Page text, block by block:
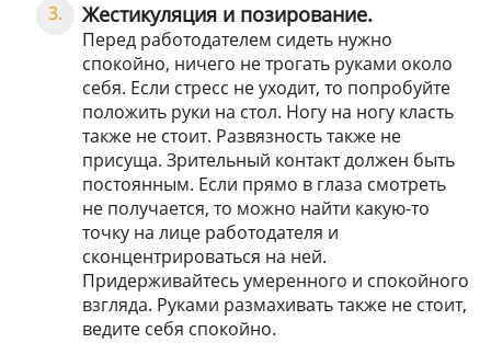
Жестикуляция и позирование.
Перед работодателем сидеть нужно
спокойно, ничего не трогать руками около
себя. Если стресс не уходит, то попробуйте
положить руки на стол. Ногу на ногу класть
также не стоит. Развязность также не
присуща. Зрительный контакт должен быть
постоянным. Если прямо в глаза смотреть
не получается, то можно найти какую-то
точку на лице работодателя и
сконцентрироваться на ней.
Придерживайтесь умеренного и спокойного
взгляда. Руками размахивать также не стоит,
ведите себя спокойно.